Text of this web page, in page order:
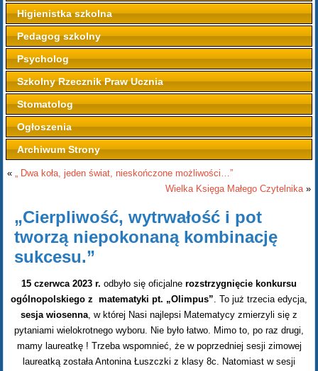
Higienistka szkolna
Pedagog szkolny
Psycholog
Szkolny Rzecznik Praw Ucznia
Stomatolog
Ogłoszenia
Archiwum Strony
«„ Dwa koła, jeden świat, nieskończone możliwości…”
Wielka Księga Małego Czytelnika»
„Cierpliwość, wytrwałość i pot
tworzą niepokonaną kombinację
sukcesu.”
15 czerwca 2023 r. odbyło się oficjalne rozstrzygnięcie konkursu
ogólnopolskiego z matematyki pt. „Olimpus”. To już trzecia edycja,
sesja wiosenna, w której Nasi najlepsi Matematycy zmierzyli się z
pytaniami wielokrotnego wyboru. Nie było łatwo. Mimo to, po raz drugi,
mamy laureatkę ! Trzeba wspomnieć, że w poprzedniej sesji zimowej
laureatką została Antonina Łuszczki z klasy 8c. Natomiast w sesji